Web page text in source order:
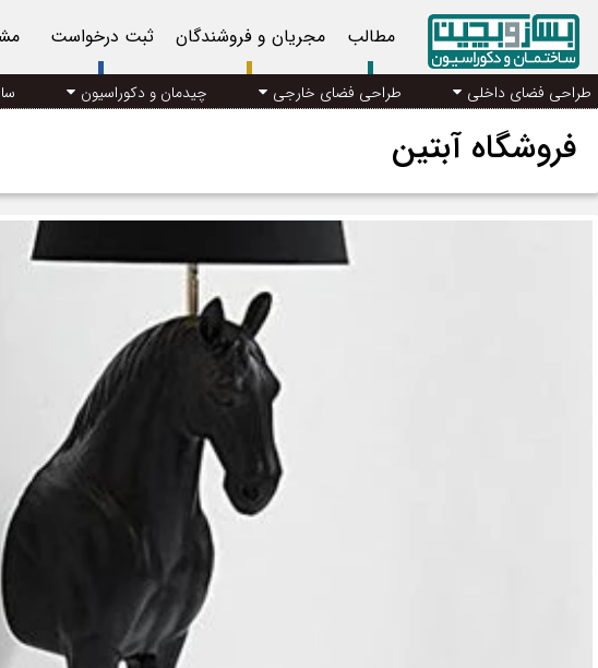
مطالب مجریان و فروشندگان ثبت درخواست
طراحی فضای داخلی طراحی فضای خارجی چیدمان و دکوراسیون
فروشگاه آبتین